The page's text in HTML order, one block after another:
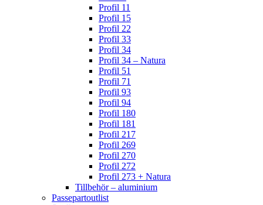
Profil 11
Profil 15
Profil 22
Profil 33
Profil 34
Profil 34 – Natura
Profil 51
Profil 71
Profil 93
Profil 94
Profil 180
Profil 181
Profil 217
Profil 269
Profil 270
Profil 272
Profil 273 + Natura
Tillbehör – aluminium
Passepartoutlist